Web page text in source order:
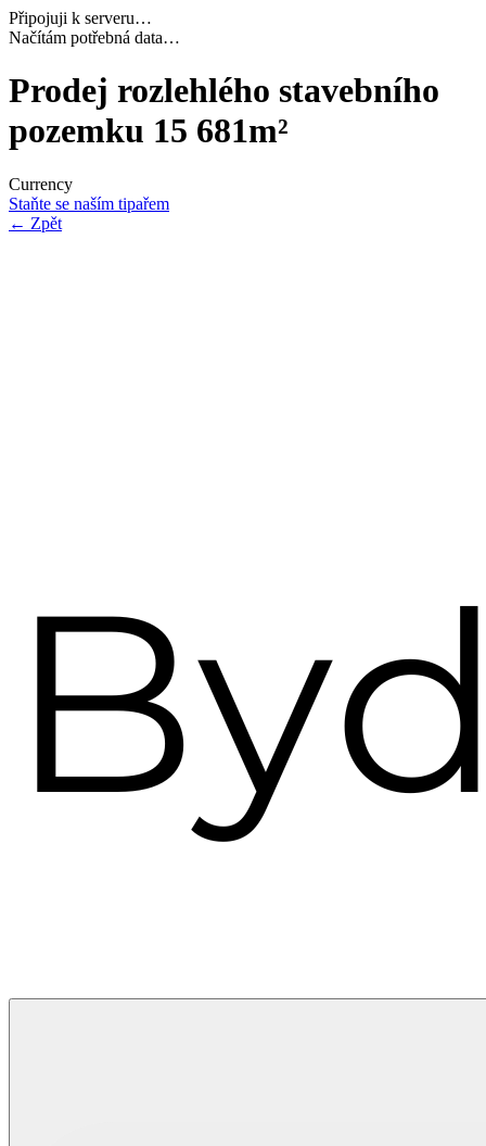
Připojuji k serveru…
Dokončuji inicializaci…
Prodej rozlehlého stavebního
pozemku 15 681m²
Currency
Staňte se naším tipařem
← Zpět